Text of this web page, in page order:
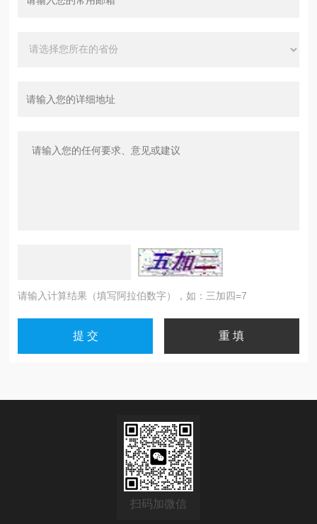
请输入计算结果（填写阿拉伯数字），如：三加四=7
扫码加微信